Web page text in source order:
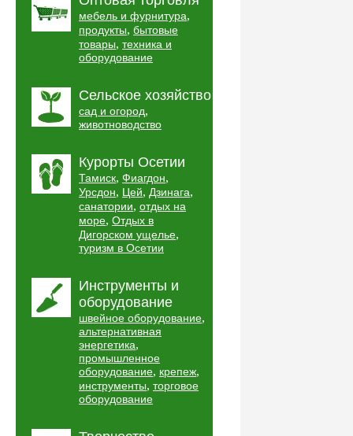
мебель и фурнитура,
продукты, бытовые
товары, техника и
оборудование
Сельское хозяйство
сад и огород,
животноводство
Курорты Осетии
Тамиск, Фиагдон,
Урсдон, Цей, Дзинага,
санатории, отдых на
море, Отдых в
Дигорском ущелье,
туризм в Осетии
Инструменты и
оборудование
швейное оборудование,
альтернативная
энергетика,
промышленное
оборудование, крепеж,
инструменты, торговое
оборудование